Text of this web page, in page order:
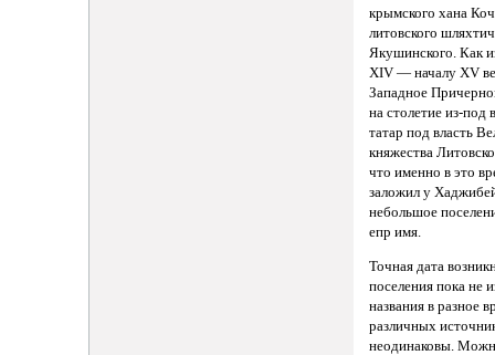
крымского хана
литовского
Якушинского. Как
XIV — началу XV
Западное
на столетие из-под
татар под власть
княжества
что именно в это
заложил у
небольшое
епр имя.
Точная дата
поселения пока не
названия в разное
различных
неодинаковы.